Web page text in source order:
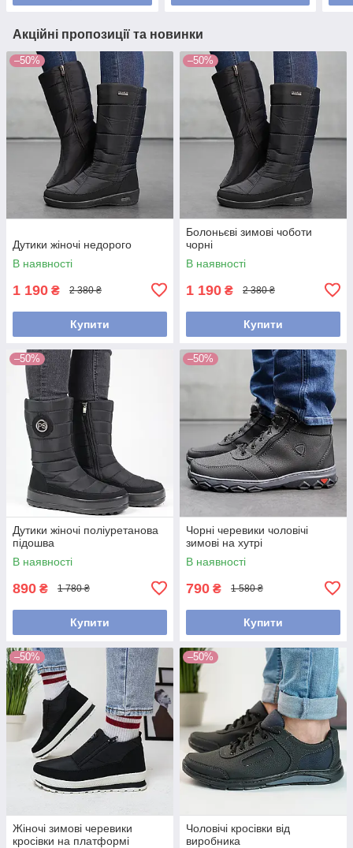
Акційні пропозиції та новинки
–50%
Дутики жіночі недорого
В наявності
1 190 ₴ 2 380 ₴
Купити
–50%
Болоньєві зимові чоботи
чорні
В наявності
1 190 ₴ 2 380 ₴
Купити
–50%
Дутики жіночі поліуретанова
підошва
В наявності
890 ₴ 1 780 ₴
Купити
–50%
Чорні черевики чоловічі
зимові на хутрі
В наявності
790 ₴ 1 580 ₴
Купити
–50%
Жіночі зимові черевики
кросівки на платформі
–50%
Чоловічі кросівки від
виробника